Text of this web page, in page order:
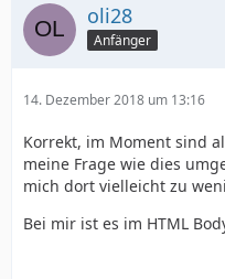
oli28
Anfänger
14. Dezember 2018 um 13:16
Korrekt, im Moment sind
meine Frage wie dies
mich dort vielleicht zu
Bei mir ist es im HTML